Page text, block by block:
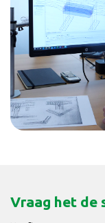
Vraag het de